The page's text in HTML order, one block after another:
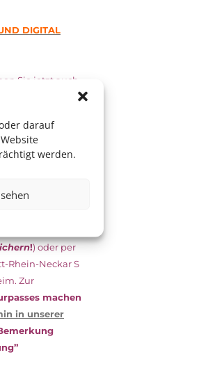
darauf
werden.
DIGITAL
Sie jetzt auch
mit
(Bürgergeld/
Per E-Mail
!) oder per
Rhein-Neckar S
Zur
machen
in unserer